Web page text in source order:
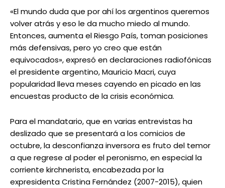
«El mundo duda que por ahí los argentinos queremos
volver atrás y eso le da mucho miedo al mundo.
Entonces, aumenta el Riesgo País, toman posiciones
más defensivas, pero yo creo que están
equivocados», expresó en declaraciones radiofónicas
el presidente argentino, Mauricio Macri, cuya
popularidad lleva meses cayendo en picado en las
encuestas producto de la crisis económica.
Para el mandatario, que en varias entrevistas ha
deslizado que se presentará a los comicios de
octubre, la desconfianza inversora es fruto del temor
a que regrese al poder el peronismo, en especial la
corriente kirchnerista, encabezada por la
expresidenta Cristina Fernández (2007-2015), quien